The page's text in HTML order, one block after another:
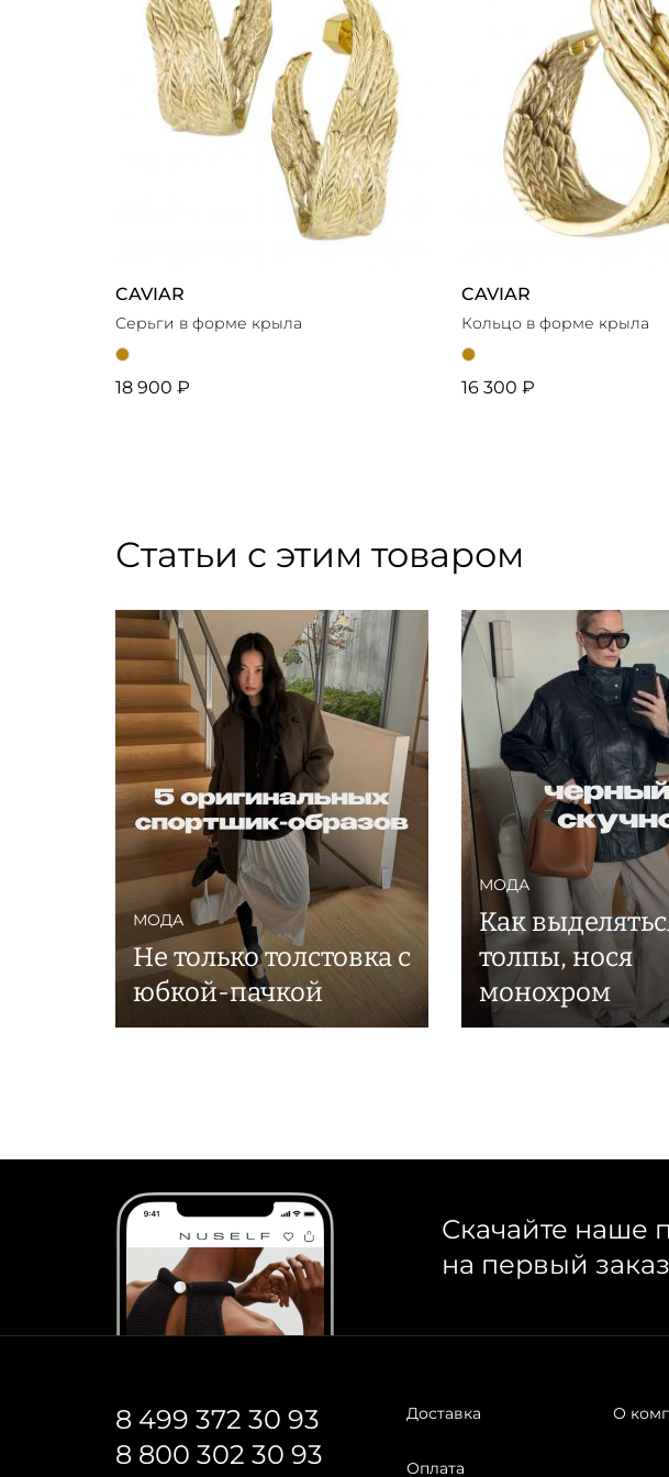
CAVIAR
Серьги в форме крыла
18 900 ₽
CAVIAR
Кольцо в форме крыла
16 300 ₽
Статьи с этим товаром
МОДА
Не только толстовка с
юбкой-пачкой
МОДА
Как
толпы, нося
монохром
Скачайте наше
на первый заказ
8 499 372 30 93
8 800 302 30 93
Доставка
Оплата
О